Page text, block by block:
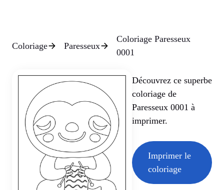
Coloriage Paresseux
Coloriage Paresseux
0001
Découvrez ce superbe
coloriage de
Paresseux 0001 à
imprimer.
Imprimer le
coloriage